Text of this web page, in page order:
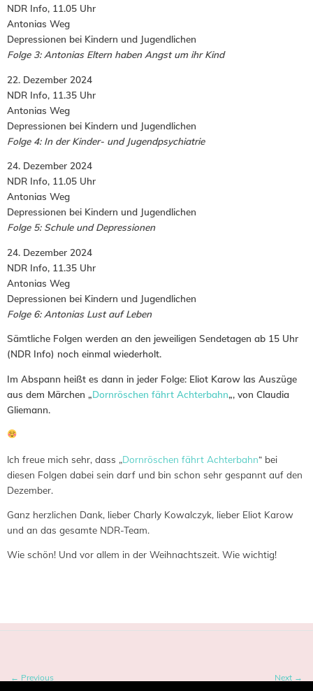
NDR Info, 11.05 Uhr
Antonias Weg
Depressionen bei Kindern und Jugendlichen
Folge 3: Antonias Eltern haben Angst um ihr Kind
22. Dezember 2024
NDR Info, 11.35 Uhr
Antonias Weg
Depressionen bei Kindern und Jugendlichen
Folge 4: In der Kinder- und Jugendpsychiatrie
24. Dezember 2024
NDR Info, 11.05 Uhr
Antonias Weg
Depressionen bei Kindern und Jugendlichen
Folge 5: Schule und Depressionen
24. Dezember 2024
NDR Info, 11.35 Uhr
Antonias Weg
Depressionen bei Kindern und Jugendlichen
Folge 6: Antonias Lust auf Leben
Sämtliche Folgen werden an den jeweiligen Sendetagen ab 15 Uhr
(NDR Info) noch einmal wiederholt.
Im Abspann heißt es dann in jeder Folge: Eliot Karow las Auszüge
aus dem Märchen „Dornröschen fährt Achterbahn„, von Claudia
Gliemann.
Ich freue mich sehr, dass „Dornröschen fährt Achterbahn“ bei
diesen Folgen dabei sein darf und bin schon sehr gespannt auf den
Dezember.
Ganz herzlichen Dank, lieber Charly Kowalczyk, lieber Eliot Karow
und an das gesamte NDR-Team.
Wie schön! Und vor allem in der Weihnachtszeit. Wie wichtig!
Next →
← Previous